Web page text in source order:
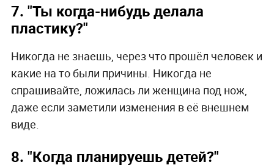
7. "Ты когда-нибудь делала
пластику?"
Никогда не знаешь, через что прошёл человек и
какие на то были причины. Никогда не
спрашивайте, ложилась ли женщина под нож,
даже если заметили изменения в её внешнем
виде.
8. "Когда планируешь детей?"